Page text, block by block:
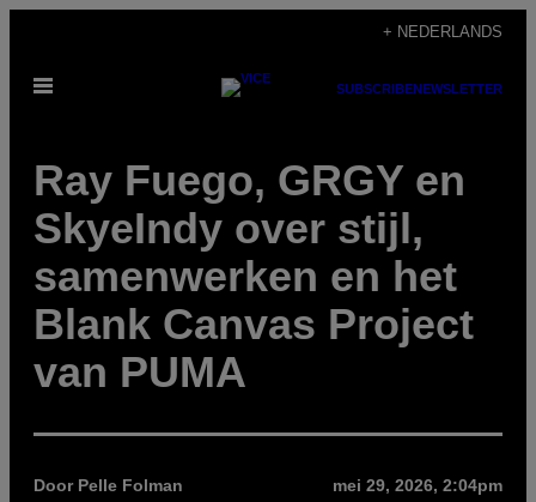
de
+ NEDERLANDS
Open
SUBSCRIBENEWSLETTER
Ray Fuego, GRGY en
SkyeIndy over stijl,
samenwerken en het
Blank Canvas Project
van PUMA
Door Pelle Folman mei 29, 2026, 2:04pm